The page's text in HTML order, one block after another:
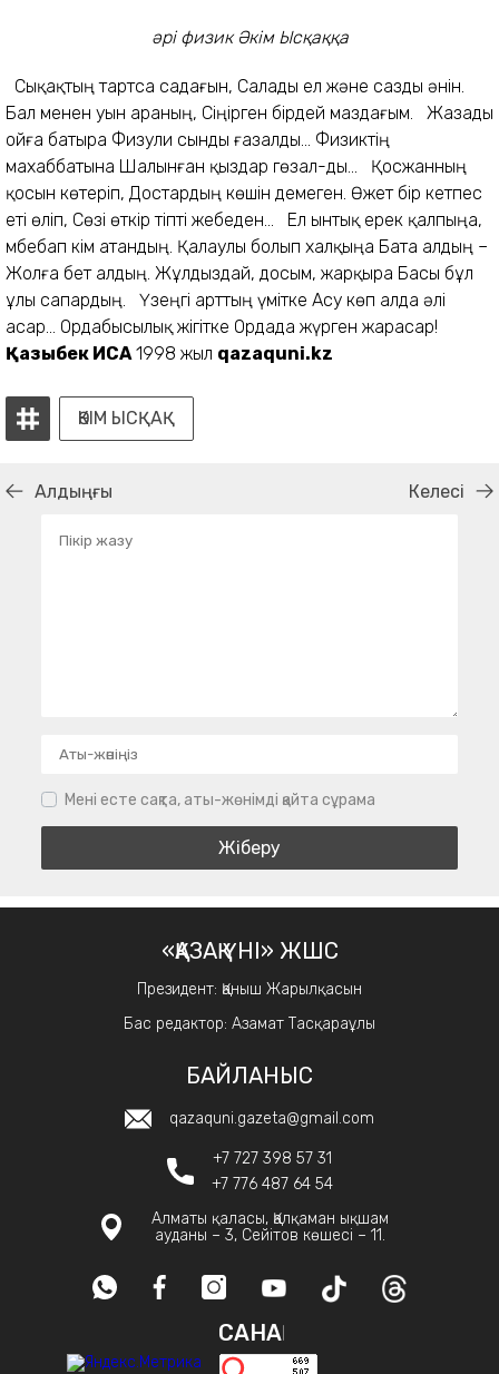
әрі физик Әкім Ысқаққа
Сықақтың тартса садағын, Салады ел және сазды әнін.
Бал менен уын араның, Сіңірген бірдей маздағым. Жазады
ойға батыра Физули сынды ғазалды... Физиктің
махаббатына Шалынған қыздар гөзал-ды... Қосжанның
қосын көтеріп, Достардың көшін демеген. Өжет бір кетпес
еті өліп, Сөзі өткір тіпті жебеден... Ел ынтық ерек қалпыңа,
Әмбебап Әкім атандың. Қалаулы болып халқыңа Бата алдың –
Жолға бет алдың. Жұлдыздай, досым, жарқыра Басы бұл
ұлы сапардың. Үзеңгі арттың үмітке Асу көп алда әлі
асар... Ордабысылық жігітке Ордада жүрген жарасар!
Қазыбек ИСА 1998 жыл qazaquni.kz
ӘКІМ ЫСҚАҚ
Алдыңғы Келесі
Мені есте сақта, аты-жөнімді қайта сұрама
«ҚАЗАҚ ҮНІ» ЖШС
Президент: Қаныш Жарылқасын
Бас редактор: Азамат Тасқараұлы
БАЙЛАНЫС
qazaquni.gazeta@gmail.com
+7 727 398 57 31
+7 776 487 64 54
Алматы қаласы, Қалқаман ықшам
ауданы – 3, Сейітов көшесі – 11.
САНАҚ